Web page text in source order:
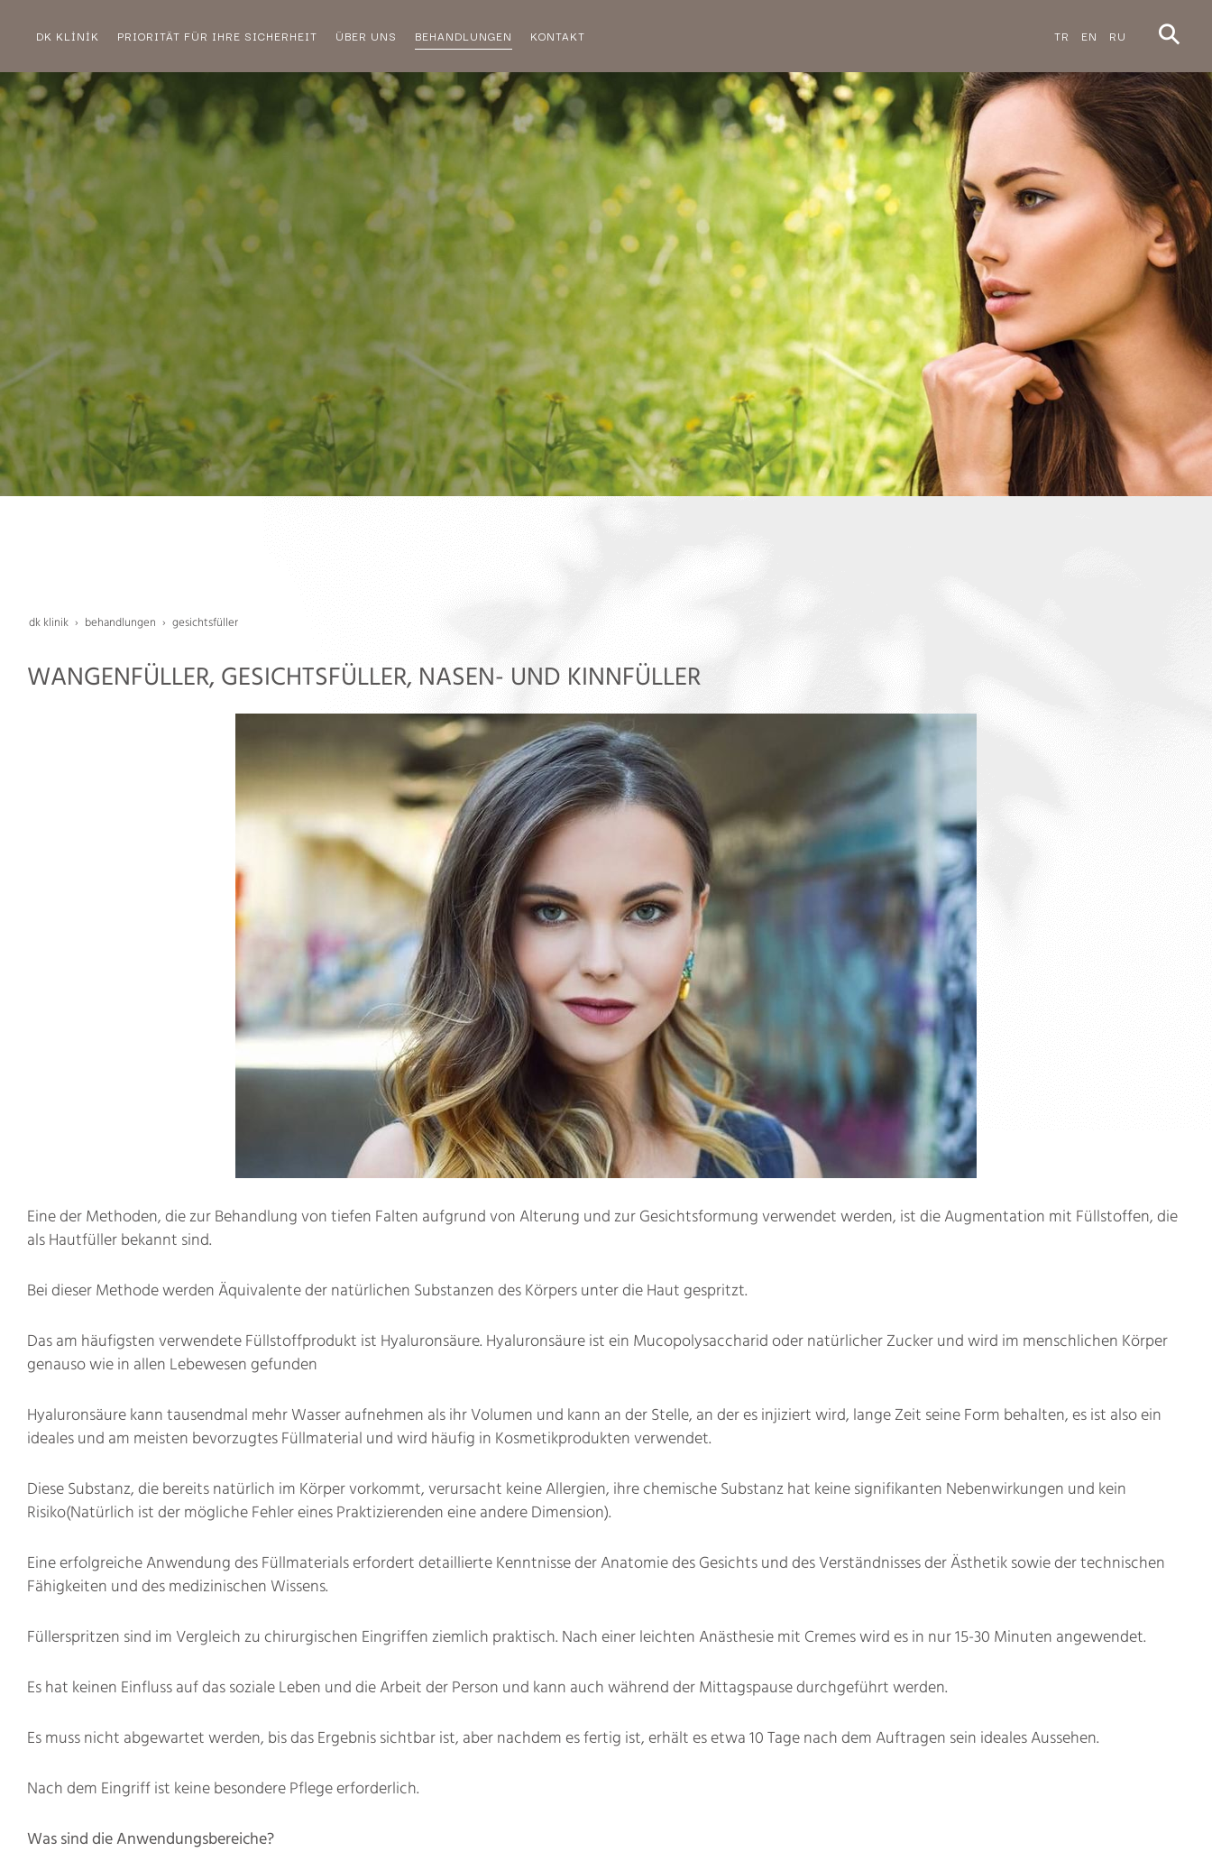
DK KLİNİK PRIORITÄT FÜR IHRE SICHERHEIT ÜBER UNS BEHANDLUNGEN KONTAKT TR EN RU
dk klinik behandlungen gesichtsfüller
WANGENFÜLLER, GESICHTSFÜLLER, NASEN- UND KINNFÜLLER
Eine der Methoden, die zur Behandlung von tiefen Falten aufgrund von Alterung und zur Gesichtsformung verwendet werden, ist die Augmentation mit Füllstoffen, die
als Hautfüller bekannt sind.
Bei dieser Methode werden Äquivalente der natürlichen Substanzen des Körpers unter die Haut gespritzt.
Das am häufigsten verwendete Füllstoffprodukt ist Hyaluronsäure. Hyaluronsäure ist ein Mucopolysaccharid oder natürlicher Zucker und wird im menschlichen Körper
genauso wie in allen Lebewesen gefunden
Hyaluronsäure kann tausendmal mehr Wasser aufnehmen als ihr Volumen und kann an der Stelle, an der es injiziert wird, lange Zeit seine Form behalten, es ist also ein
ideales und am meisten bevorzugtes Füllmaterial und wird häufig in Kosmetikprodukten verwendet.
Diese Substanz, die bereits natürlich im Körper vorkommt, verursacht keine Allergien, ihre chemische Substanz hat keine signifikanten Nebenwirkungen und kein
Risiko(Natürlich ist der mögliche Fehler eines Praktizierenden eine andere Dimension).
Eine erfolgreiche Anwendung des Füllmaterials erfordert detaillierte Kenntnisse der Anatomie des Gesichts und des Verständnisses der Ästhetik sowie der technischen
Fähigkeiten und des medizinischen Wissens.
Füllerspritzen sind im Vergleich zu chirurgischen Eingriffen ziemlich praktisch. Nach einer leichten Anästhesie mit Cremes wird es in nur 15-30 Minuten angewendet.
Es hat keinen Einfluss auf das soziale Leben und die Arbeit der Person und kann auch während der Mittagspause durchgeführt werden.
Es muss nicht abgewartet werden, bis das Ergebnis sichtbar ist, aber nachdem es fertig ist, erhält es etwa 10 Tage nach dem Auftragen sein ideales Aussehen.
Nach dem Eingriff ist keine besondere Pflege erforderlich.
Was sind die Anwendungsbereiche?